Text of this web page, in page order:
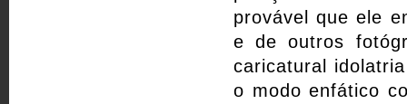
provável que ele
e de outros
caricatural
o modo enfático